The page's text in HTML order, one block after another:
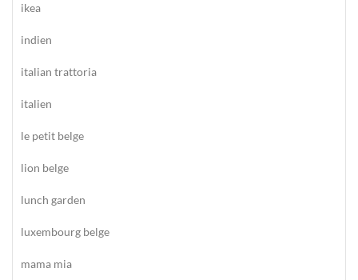
ikea
indien
italian trattoria
italien
le petit belge
lion belge
lunch garden
luxembourg belge
mama mia